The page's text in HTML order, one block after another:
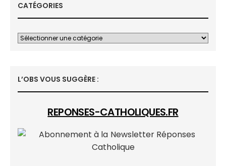
CATÉGORIES
L’OBS VOUS SUGGÈRE :
REPONSES-CATHOLIQUES.FR